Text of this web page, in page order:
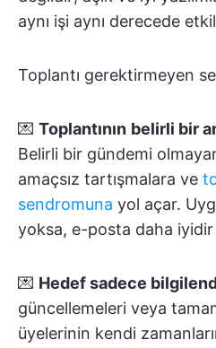
aynı işi aynı derecede
Toplantı gerektirmeyen
💌 Toplantının belirli bir
Belirli bir gündemi
amaçsız tartışmalara ve
sendromuna yol açar.
yoksa, e-posta daha iyidir
💌 Hedef sadece
güncellemeleri veya
üyelerinin kendi